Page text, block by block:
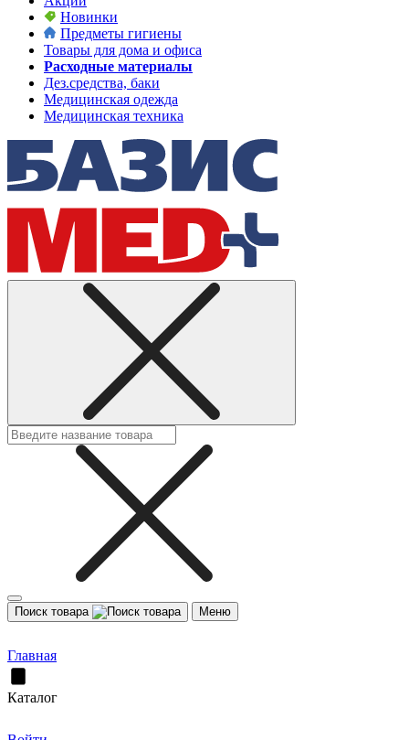
Новинки
Предметы гигиены
Товары для дома и офиса
Расходные материалы
Дез.средства, баки
Медицинская одежда
Медицинская техника
Поиск товара Меню
Главная
Каталог